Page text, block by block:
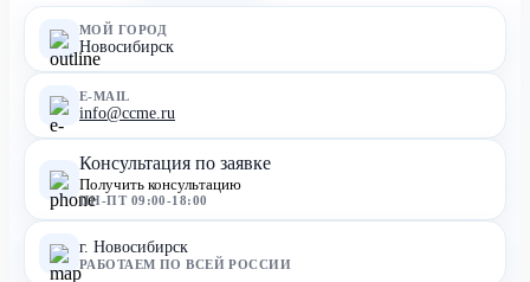
МОЙ ГОРОД
Новосибирск
E-MAIL
info@ccme.ru
Консультация по заявке
Получить консультацию
ПН-ПТ 09:00-18:00
г. Новосибирск
РАБОТАЕМ ПО ВСЕЙ РОССИИ